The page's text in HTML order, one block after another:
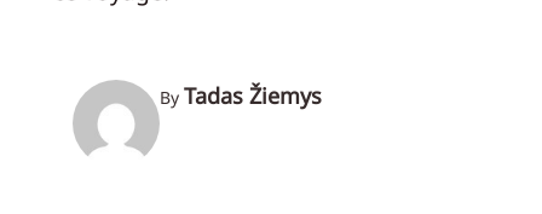
By Tadas Žiemys